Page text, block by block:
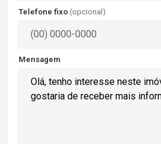
Telefone fixo (opcional)
Mensagem